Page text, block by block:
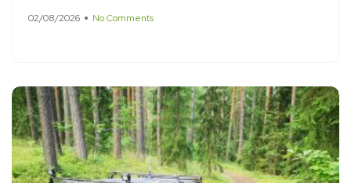
02/08/2026 No Comments